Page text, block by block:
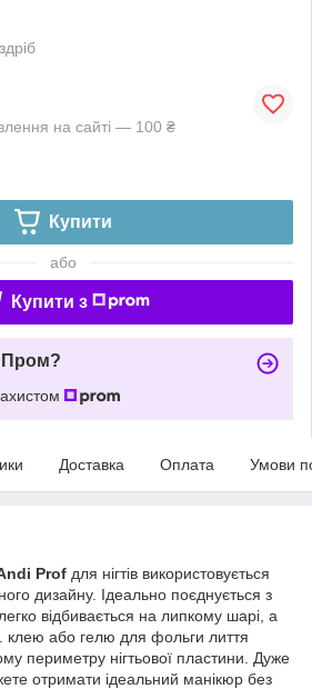
на сайті — 100 ₴
Купити
або
Купити з
Пром?
Доставка Оплата Умови
Prof для нігтів використовується
дизайну. Ідеально поєднується з
відбивається на липкому шарі, а
клею або гелю для фольги лиття
периметру нігтьової пластини. Дуже
отримати ідеальний манікюр без